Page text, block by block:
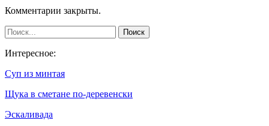
Комментарии закрыты.
Интересное:
Суп из минтая
Щука в сметане по-деревенски
Эскаливада